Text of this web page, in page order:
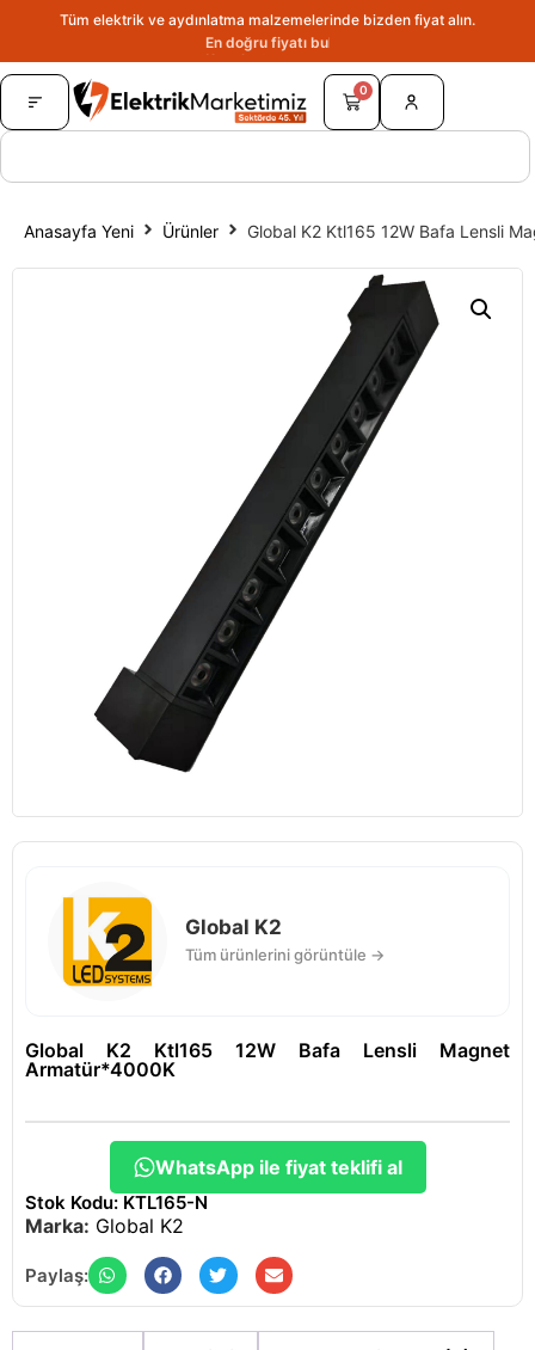
Tüm elektrik ve aydınlatma malzemelerinde bizden fiyat alın.
En doğru fiyatı bulun.
0
Anasayfa Yeni Ürünler Global K2 Ktl165 12W Bafa Lensli
Global K2
Tüm ürünlerini görüntüle →
Global K2 Ktl165 12W Bafa Lensli Magnet
Armatür*4000K
WhatsApp ile fiyat teklifi al
Stok Kodu: KTL165-N
Marka: Global K2
Paylaş: